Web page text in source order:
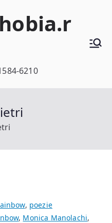
6210
, poezie
, Monica Manolachi,